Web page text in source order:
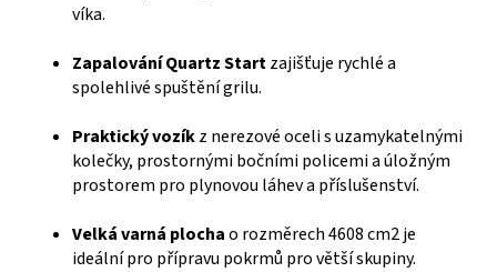
víka.
Zapalování Quartz Startzajišťuje rychlé a
spolehlivé spuštění grilu.
Praktický vozíkz nerezové oceli s uzamykatelnými
kolečky, prostornými bočními policemi a úložným
prostorem pro plynovou láhev a příslušenství.
Velká varná plochao rozměrech 4608 cm2 je
ideální pro přípravu pokrmů pro větší skupiny.